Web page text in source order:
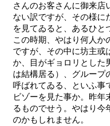
さんのお客さんに御来店
ない訳ですが、その様に
を見てゐると、あるひと
この時期、やはり何人か
ですが、その中に坊主或
か、目がギョロリとした
は結構居る）、グループ
呼ばれてゐる、といふ事
ビゾーを見た事か。昨
るものでせう。やはり今
のかもしれません。